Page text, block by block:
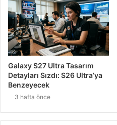
Galaxy S27 Ultra Tasarım
Detayları Sızdı: S26 Ultra’ya
Benzeyecek
3 hafta önce